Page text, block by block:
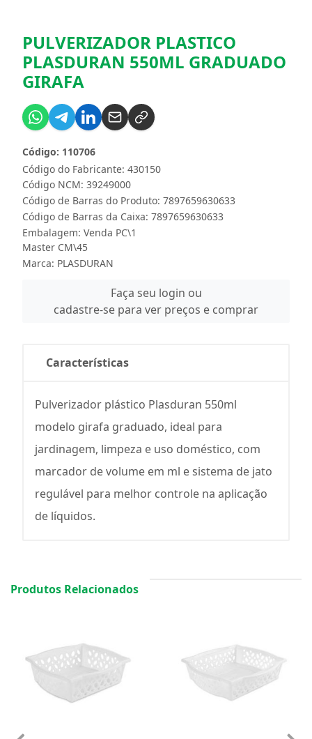
PULVERIZADOR PLASTICO
PLASDURAN 550ML GRADUADO
GIRAFA
Código do Fabricante: 430150
Código: 110706
Código NCM: 39249000
Código de Barras do Produto: 7897659630633
Código de Barras da Caixa: 7897659630633
Embalagem: Venda PC\1
Master CM\45
Marca: PLASDURAN
Faça seu login ou
cadastre-se para ver preços e comprar
Características
Pulverizador plástico Plasduran 550ml
modelo girafa graduado, ideal para
jardinagem, limpeza e uso doméstico, com
marcador de volume em ml e sistema de jato
regulável para melhor controle na aplicação
de líquidos.
Produtos Relacionados